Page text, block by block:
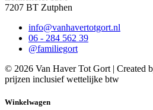
7207 BT Zutphen
info@vanhavertotgort.nl
06 - 284 562 39
@familiegort
© 2026 Van Haver Tot Gort | Created
prijzen inclusief wettelijke btw
Winkelwagen